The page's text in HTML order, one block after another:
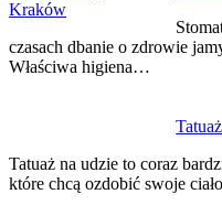
czasach dbanie o zdrowie
Właściwa higiena…
Tatuaż na udzie to coraz
które chcą ozdobić swoje